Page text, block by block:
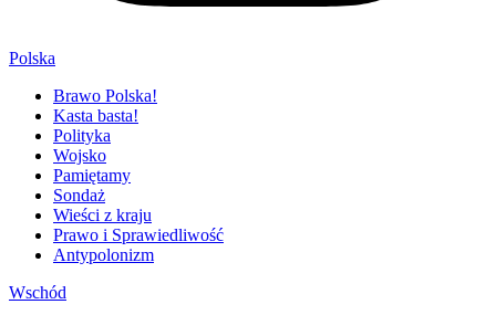
Polska
Brawo Polska!
Kasta basta!
Polityka
Wojsko
Pamiętamy
Sondaż
Wieści z kraju
Prawo i Sprawiedliwość
Antypolonizm
Wschód